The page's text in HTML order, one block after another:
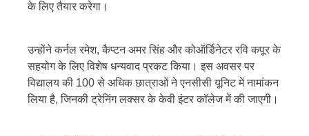
के लिए तैयार करेगा।
उन्होंने कर्नल रमेश, कैप्टन अमर सिंह और कोऑर्डिनेटर रवि कपूर के
सहयोग के लिए विशेष धन्यवाद प्रकट किया। इस अवसर पर
विद्यालय की 100 से अधिक छात्राओं ने एनसीसी यूनिट में नामांकन
लिया है, जिनकी ट्रेनिंग लक्सर के केवी इंटर कॉलेज में की जाएगी।